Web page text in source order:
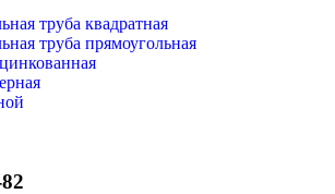
труба квадратная
труба прямоугольная